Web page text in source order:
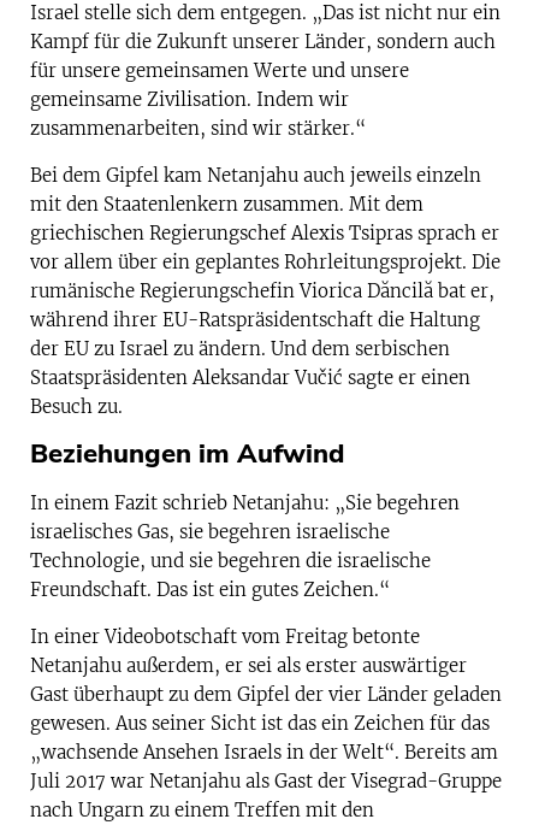
Israel stelle sich dem entgegen. „Das ist nicht nur ein
Kampf für die Zukunft unserer Länder, sondern auch
für unsere gemeinsamen Werte und unsere
gemeinsame Zivilisation. Indem wir
zusammenarbeiten, sind wir stärker.“
Bei dem Gipfel kam Netanjahu auch jeweils einzeln
mit den Staatenlenkern zusammen. Mit dem
griechischen Regierungschef Alexis Tsipras sprach er
vor allem über ein geplantes Rohrleitungsprojekt. Die
rumänische Regierungschefin Viorica Dăncilă bat er,
während ihrer EU-Ratspräsidentschaft die Haltung
der EU zu Israel zu ändern. Und dem serbischen
Staatspräsidenten Aleksandar Vučić sagte er einen
Besuch zu.
Beziehungen im Aufwind
In einem Fazit schrieb Netanjahu: „Sie begehren
israelisches Gas, sie begehren israelische
Technologie, und sie begehren die israelische
Freundschaft. Das ist ein gutes Zeichen.“
In einer Videobotschaft vom Freitag betonte
Netanjahu außerdem, er sei als erster auswärtiger
Gast überhaupt zu dem Gipfel der vier Länder geladen
gewesen. Aus seiner Sicht ist das ein Zeichen für das
„wachsende Ansehen Israels in der Welt“. Bereits am
Juli 2017 war Netanjahu als Gast der Visegrad-Gruppe
nach Ungarn zu einem Treffen mit den